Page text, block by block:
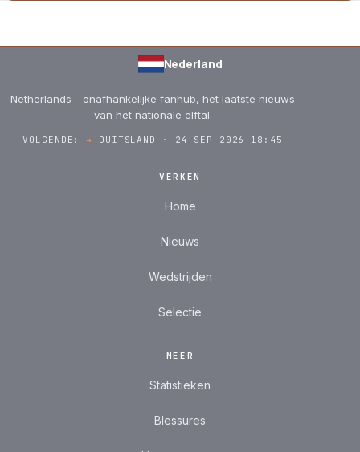
Nederland
Netherlands - onafhankelijke fanhub, het laatste nieuws
van het nationale elftal.
VOLGENDE:→ DUITSLAND · 24 SEP 2026 18:45
VERKEN
Home
Nieuws
Wedstrijden
Selectie
MEER
Statistieken
Blessures